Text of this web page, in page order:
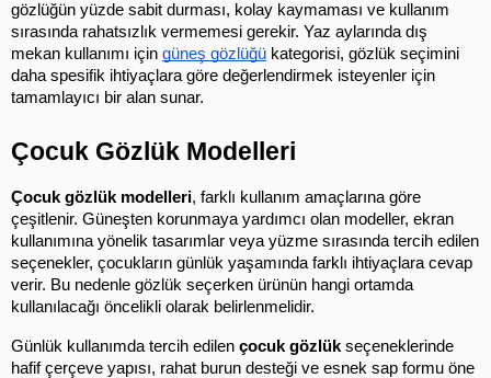
gözlüğün yüzde sabit durması, kolay kaymaması ve kullanım
sırasında rahatsızlık vermemesi gerekir. Yaz aylarında dış
mekan kullanımı için güneş gözlüğü kategorisi, gözlük seçimini
daha spesifik ihtiyaçlara göre değerlendirmek isteyenler için
tamamlayıcı bir alan sunar.
Çocuk Gözlük Modelleri
Çocuk gözlük modelleri, farklı kullanım amaçlarına göre
çeşitlenir. Güneşten korunmaya yardımcı olan modeller, ekran
kullanımına yönelik tasarımlar veya yüzme sırasında tercih edilen
seçenekler, çocukların günlük yaşamında farklı ihtiyaçlara cevap
verir. Bu nedenle gözlük seçerken ürünün hangi ortamda
kullanılacağı öncelikli olarak belirlenmelidir.
Günlük kullanımda tercih edilen çocuk gözlük seçeneklerinde
hafif çerçeve yapısı, rahat burun desteği ve esnek sap formu öne